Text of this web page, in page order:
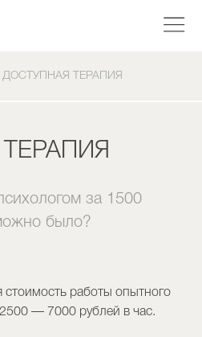
ДОСТУПНАЯ ТЕРАПИЯ
за 1500
было?
работы опытного
— 7000 рублей в час.